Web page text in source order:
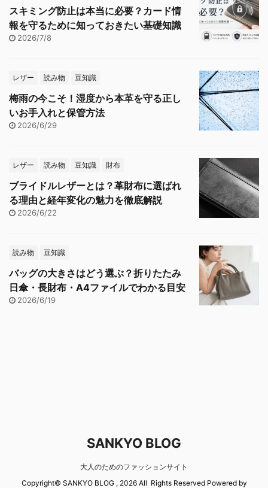
スキミング防止は本当に必要？カード情
報を守るために知っておきたい基礎知識
2026/7/8
レザー 読み物 豆知識
梅雨の今こそ！湿度から本革を守る正し
いお手入れと保管方法
2026/6/29
レザー 読み物 豆知識 財布
ブライドルレザーとは？革財布に選ばれ
る理由と経年変化の魅力を徹底解説
2026/6/22
読み物 豆知識
バッグの大きさはどう選ぶ？折りたたみ
日傘・長財布・A4ファイルでわかる目安
2026/6/19
SANKYO BLOG
大人のためのファッションサイト
Copyright© SANKYO BLOG , 2026 All Rights Reserved Powered by